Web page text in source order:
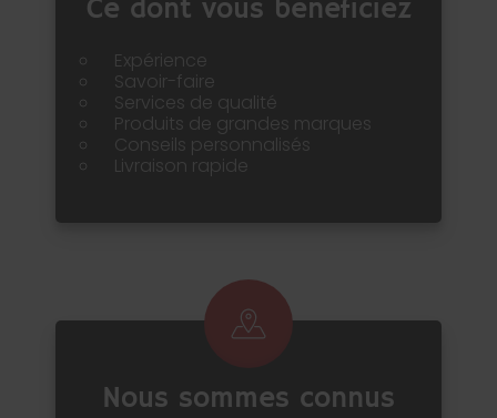
Ce dont vous bénéficiez
Expérience
Savoir-faire
Services de qualité
Produits de grandes marques
Conseils personnalisés
Livraison rapide
Nous sommes connus